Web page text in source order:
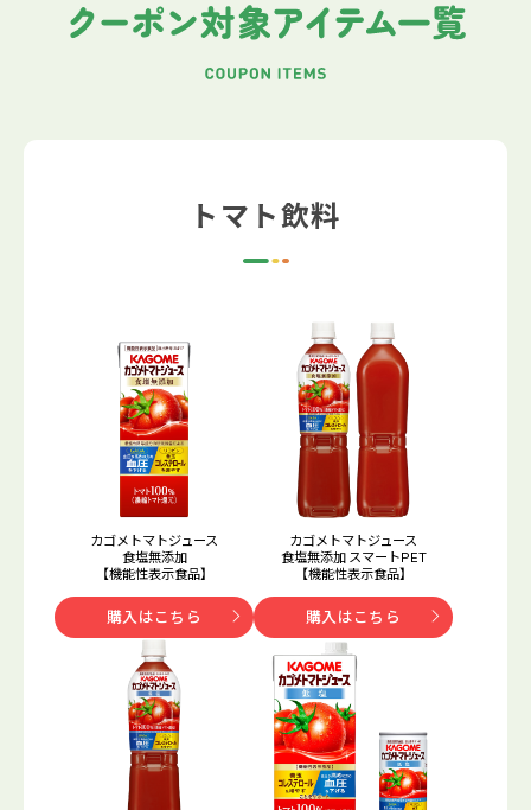
トマト飲料
カゴメトマトジュース
食塩無添加
【機能性表示食品】
購入はこちら
カゴメトマトジュース
食塩無添加 スマートPET
【機能性表示食品】
購入はこちら